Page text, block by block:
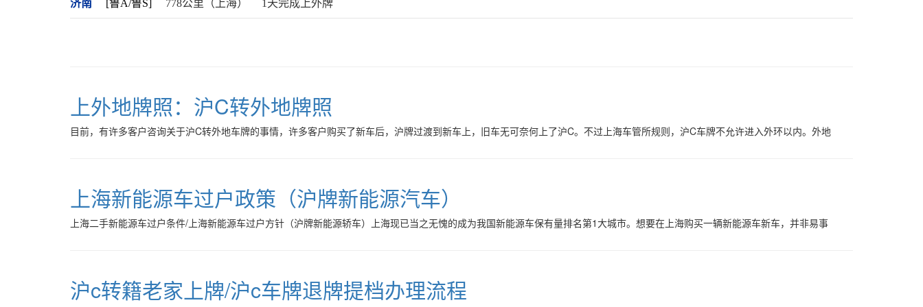
济南 [鲁A/鲁S] 778公里（上海） 1天完成上外牌
上外地牌照：沪C转外地牌照
目前，有许多客户咨询关于沪C转外地车牌的事情，许多客户购买了新车后，沪牌过渡到新车上，旧车无可奈何上了沪C。不过上海车管所规则，沪C车牌不允许进入外环以内。外地
上海新能源车过户政策（沪牌新能源汽车）
上海二手新能源车过户条件/上海新能源车过户方针（沪牌新能源轿车）上海现已当之无愧的成为我国新能源车保有量排名第1大城市。想要在上海购买一辆新能源车新车，并非易事
沪c转籍老家上牌/沪c车牌退牌提档办理流程